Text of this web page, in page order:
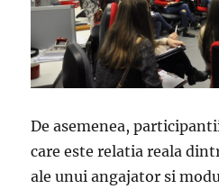
De asemenea,
care este relatia reala
ale unui angajator si